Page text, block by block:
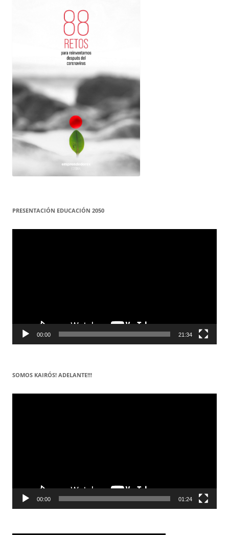
PRESENTACIÓN EDUCACIÓN 2050
Reproductor
00:00 21:34
SOMOS KAIRÓS! ADELANTE!!!
Reproductor
00:00 01:24